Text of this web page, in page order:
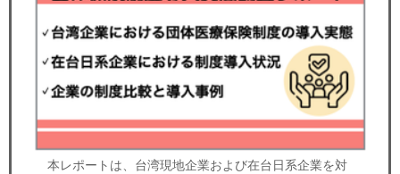
本レポートは、台湾現地企業および在台日系企業を対